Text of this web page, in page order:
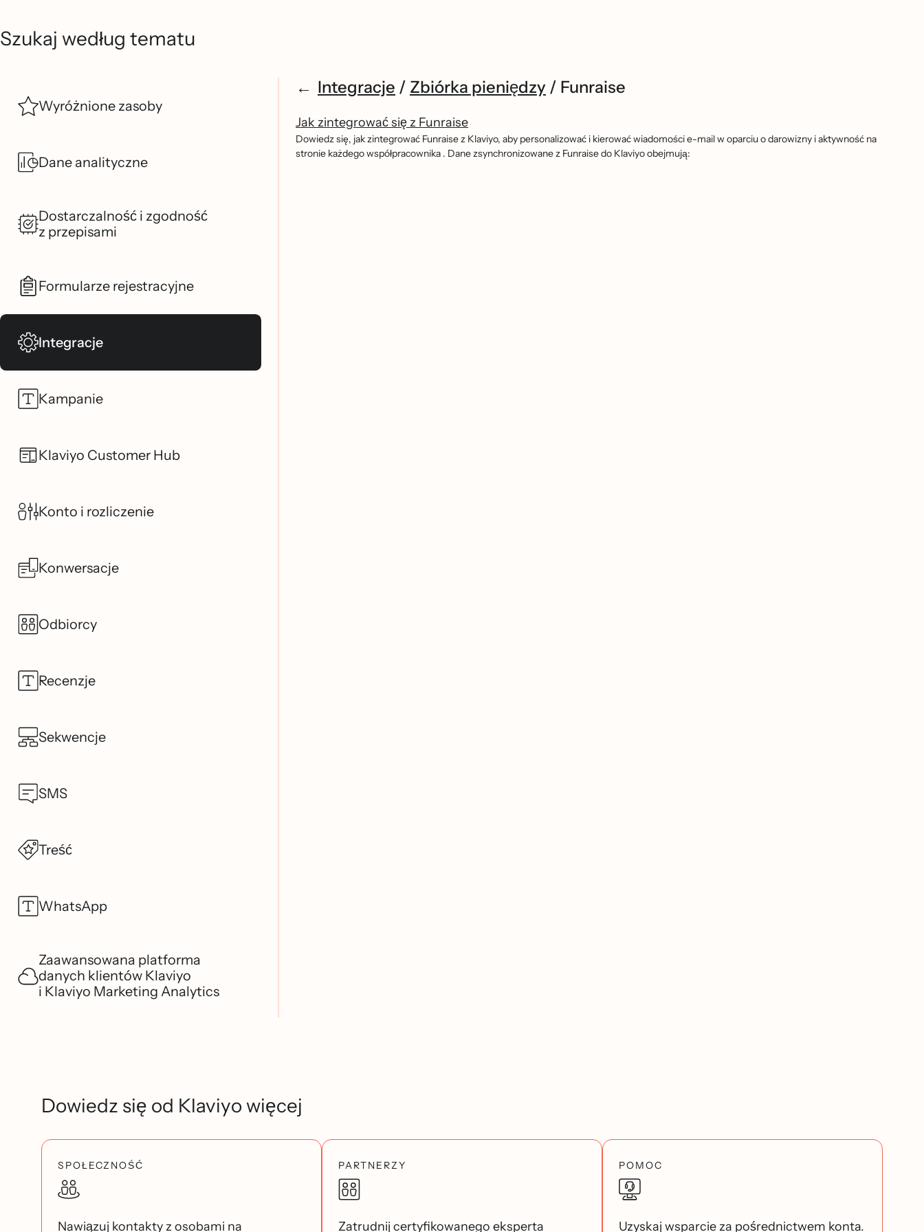
Szukaj według tematu
Wyróżnione zasoby
Dane analityczne
Dostarczalność i zgodność
z przepisami
Formularze rejestracyjne
Integracje
Kampanie
Klaviyo Customer Hub
Konto i rozliczenie
Konwersacje
Odbiorcy
Recenzje
Sekwencje
SMS
Treść
WhatsApp
Zaawansowana platforma
danych klientów Klaviyo
i Klaviyo Marketing Analytics
Integracje / Zbiórka pieniędzy / Funraise
Jak zintegrować się z Funraise
Dowiedz się, jak zintegrować Funraise z Klaviyo, aby personalizować i kierować wiadomości e-mail w oparciu o darowizny i aktywność na
stronie każdego współpracownika . Dane zsynchronizowane z Funraise do Klaviyo obejmują:
Dowiedz się od Klaviyo więcej
SPOŁECZNOŚĆ
Nawiązuj kontakty z osobami na
PARTNERZY
Zatrudnij certyfikowanego eksperta
POMOC
Uzyskaj wsparcie za pośrednictwem konta.